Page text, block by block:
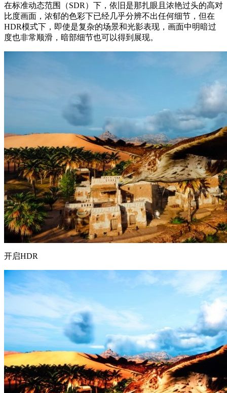
在标准动态范围（SDR）下，依旧是那扎眼且浓艳过头的高对
比度画面，浓郁的色彩下已经几乎分辨不出任何细节，但在
HDR模式下，即使是复杂的场景和光影表现，画面中明暗过
度也非常顺滑，暗部细节也可以得到展现。
开启HDR